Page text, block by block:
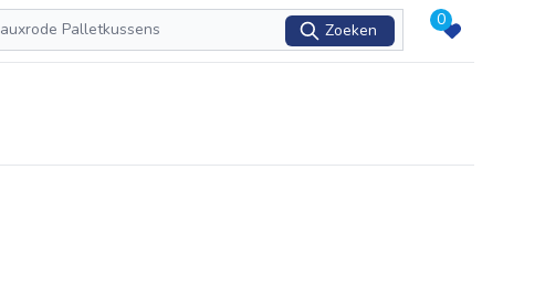
Zoeken
0